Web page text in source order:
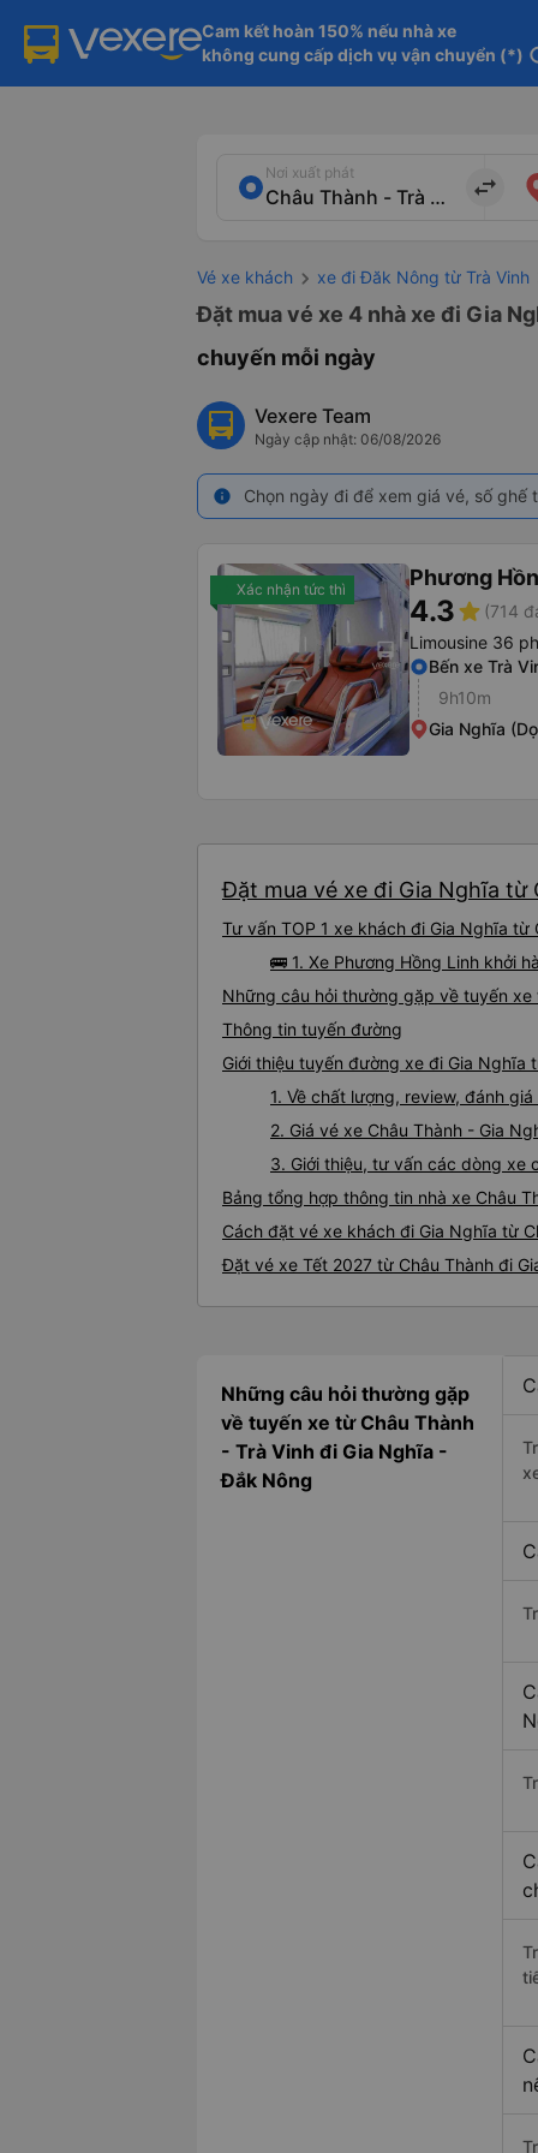
Cam kết hoàn 150% nếu nhà xe
không cung cấp dịch vụ vận chuyển (*)
Nơi xuất phát
import_export
Vé xe khách xe đi Đăk Nông từ Trà Vinh
Đặt mua vé xe 4 nhà xe đi Gia
chuyến mỗi ngày
Vexere Team
Ngày cập nhật: 06/08/2026
info Chọn ngày đi để xem giá vé, số
Xác nhận tức thì Phương
4.3star (714
Limousine 36
Bến xe Trà
9h10m
Gia Nghĩa
Đặt mua vé xe đi Gia Nghĩa từ
Tư vấn TOP 1 xe khách đi Gia Nghĩa
🚌 1. Xe Phương Hồng Linh khởi
Những câu hỏi thường gặp về tuyến xe
Thông tin tuyến đường
Giới thiệu tuyến đường xe đi Gia Nghĩa
1. Về chất lượng, review, đánh
2. Giá vé xe Châu Thành - Gia
3. Giới thiệu, tư vấn các dòng xe
Bảng tổng hợp thông tin nhà xe Châu
Cách đặt vé xe khách đi Gia Nghĩa từ
Đặt vé xe Tết 2027 từ Châu Thành đi
Những câu hỏi thường gặp
về tuyến xe từ Châu Thành
- Trà Vinh đi Gia Nghĩa -
Đắk Nông